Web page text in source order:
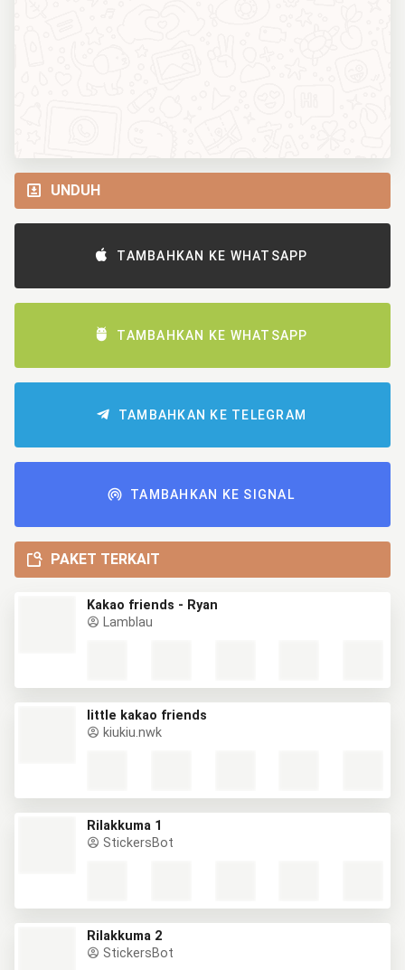
UNDUH
TAMBAHKAN KE WHATSAPP
TAMBAHKAN KE WHATSAPP
TAMBAHKAN KE TELEGRAM
TAMBAHKAN KE SIGNAL
PAKET TERKAIT
Kakao friends - Ryan
Lamblau
little kakao friends
kiukiu.nwk
Rilakkuma 1
StickersBot
Rilakkuma 2
StickersBot